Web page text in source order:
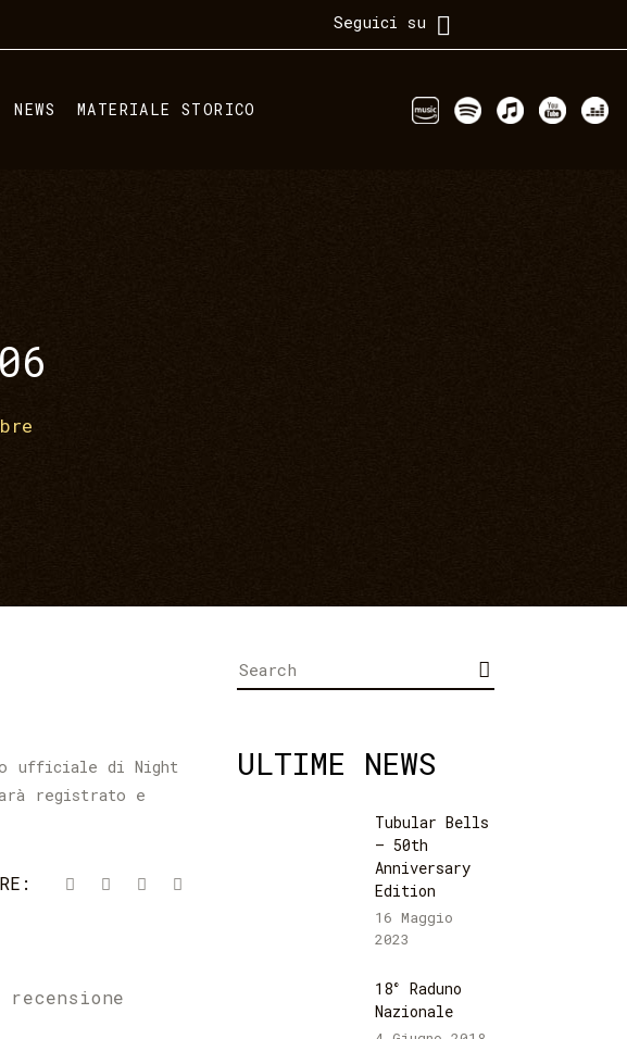
Seguici su
NEWS MATERIALE STORICO
ufficiale di Night
registrato e
recensione
Search
for:
ULTIME NEWS
Tubular Bells
– 50th
Anniversary
Edition
16 Maggio
2023
18° Raduno
Nazionale